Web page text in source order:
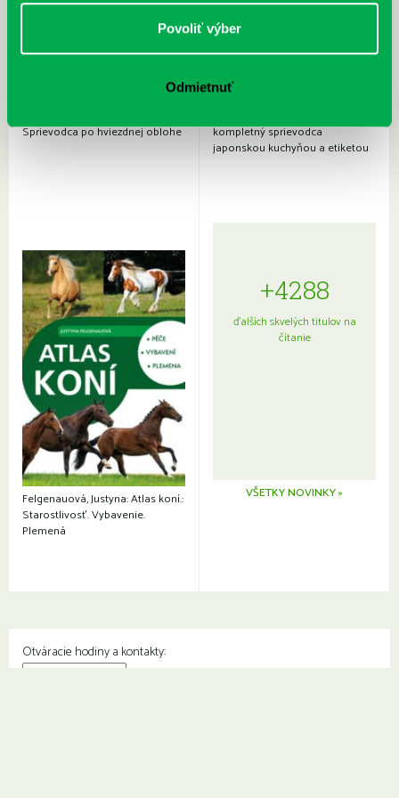
Povoliť výber
Odmietnuť
Sprievodca po hviezdnej oblohe
kompletný sprievodca
japonskou kuchyňou a etiketou
Felgenauová, Justyna: Atlas koní.:
Starostlivosť. Vybavenie.
Plemená
+4288
ďalších skvelých titulov na
čítanie
VŠETKY NOVINKY »
Otváracie hodiny a kontakty: